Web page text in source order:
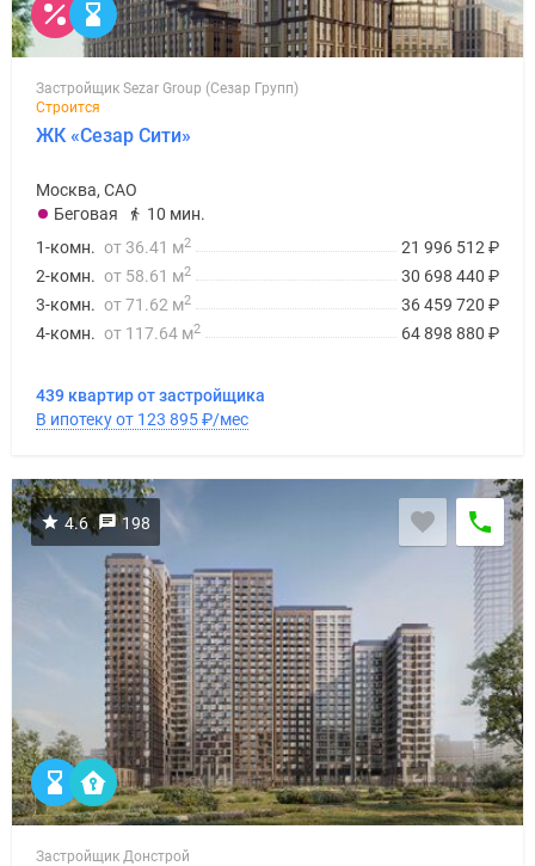
Застройщик Sezar Group (Сезар Групп)
Строится
ЖК «Сезар Сити»
Москва, САО
Беговая
10 мин.
21 996 512 ₽
1-комн. от 36.41 м2
30 698 440 ₽
2-комн. от 58.61 м2
36 459 720 ₽
3-комн. от 71.62 м2
64 898 880 ₽
4-комн. от 117.64 м2
439 квартир от застройщика
В ипотеку от 123 895₽/мес
4.6 198
Застройщик Донстрой